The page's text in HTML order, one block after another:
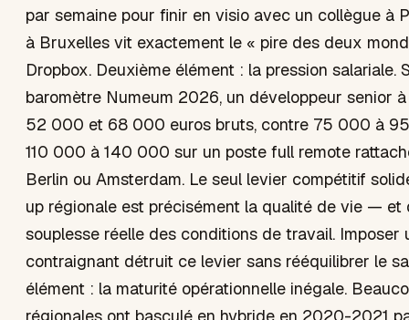
par semaine pour finir en visio avec un collègue à
à Bruxelles vit exactement le « pire des deux
Dropbox. Deuxième élément : la pression salariale.
baromètre Numeum 2026, un développeur senior
52 000 et 68 000 euros bruts, contre 75 000 à
110 000 à 140 000 sur un poste full remote
Berlin ou Amsterdam. Le seul levier compétitif
up régionale est précisément la qualité de vie — et
souplesse réelle des conditions de travail. Imposer
contraignant détruit ce levier sans rééquilibrer le
élément : la maturité opérationnelle inégale.